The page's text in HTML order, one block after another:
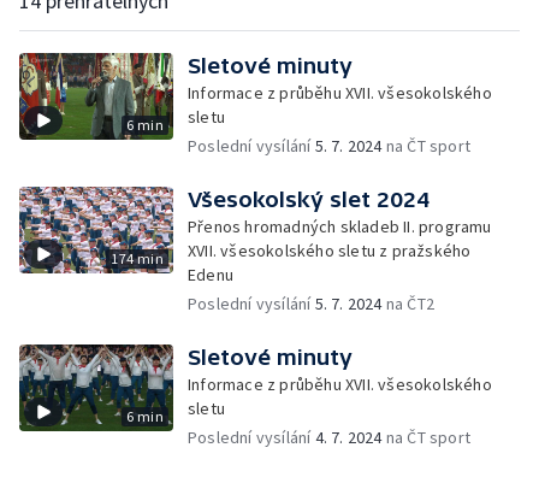
6 min
Sletové minuty
Informace z průběhu XVII. všesokolského
sletu
Poslední vysílání5. 7. 2024na ČT sport
174 min
Všesokolský slet 2024
Přenos hromadných skladeb II. programu
XVII. všesokolského sletu z pražského
Edenu
Poslední vysílání5. 7. 2024na ČT2
6 min
Sletové minuty
Informace z průběhu XVII. všesokolského
sletu
Poslední vysílání4. 7. 2024na ČT sport